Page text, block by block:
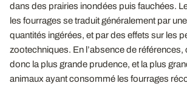
dans des prairies inondées puis fauchées.
les fourrages se traduit généralement par
quantités ingérées, et par des effets sur les
zootechniques. En l’absence de
donc la plus grande prudence, et la plus
animaux ayant consommé les fourrages